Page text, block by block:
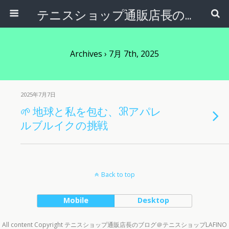
テニスショップ通販店長のブログ＠テニスショップLAFINO 西山克久
Archives › 7月 7th, 2025
2025年7月7日
🌱 地球と私を包む、3Rアパレ
ルブルイクの挑戦
Back to top
Mobile Desktop
All content Copyright テニスショップ通販店長のブログ＠テニスショップLAFINO